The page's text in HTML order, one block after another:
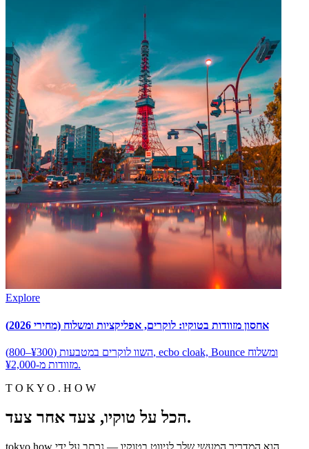
Explore
אחסון מזוודות בטוקיו: לוקרים, אפליקציות ומשלוח (מחירי 2026)
השוו לוקרים במטבעות (¥300–800), ecbo cloak, Bounce ומשלוח
מזוודות מ-¥2,000.
T O K Y O . H O W
הכל על טוקיו, צעד אחר צעד.
tokyo.how הוא המדריך המעשי שלך לניווט בטוקיו — נכתב על ידי